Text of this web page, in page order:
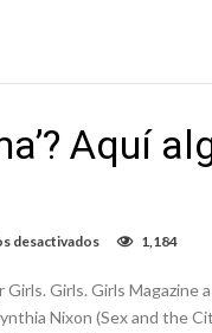
realidad
Aquí
desactivadosen
ser
‘una
1,184
Girls. Girls Magazine
Nixon (Sex and the